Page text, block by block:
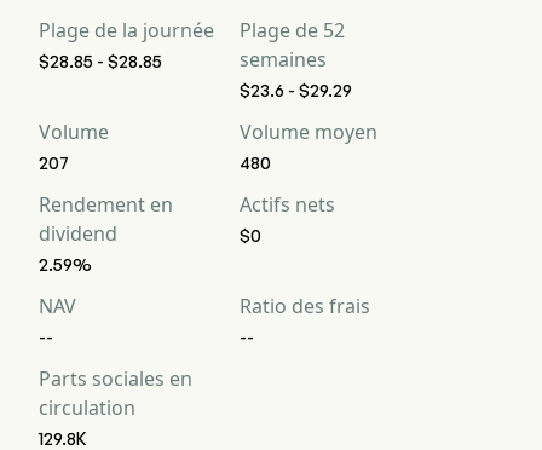
Plage de la journée
$28.85 - $28.85
Plage de 52
semaines
$23.6 - $29.29
Volume
207
Volume moyen
480
Rendement en
dividend
2.59%
Actifs nets
$0
NAV
--
Ratio des frais
--
Parts sociales en
circulation
129.8K